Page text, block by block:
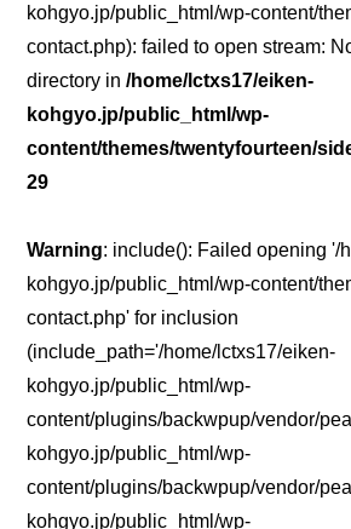
kohgyo.jp/public_html/wp-content/
contact.php): failed to open stream:
directory in/home/lctxs17/eiken-
kohgyo.jp/public_html/wp-
content/themes/twentyfourteen/
29
Warning: include(): Failed opening '/
kohgyo.jp/public_html/wp-content/
contact.php' for inclusion
(include_path='/home/lctxs17/eiken-
kohgyo.jp/public_html/wp-
content/plugins/backwpup/vendor/
kohgyo.jp/public_html/wp-
content/plugins/backwpup/vendor/
kohgyo.jp/public_html/wp-